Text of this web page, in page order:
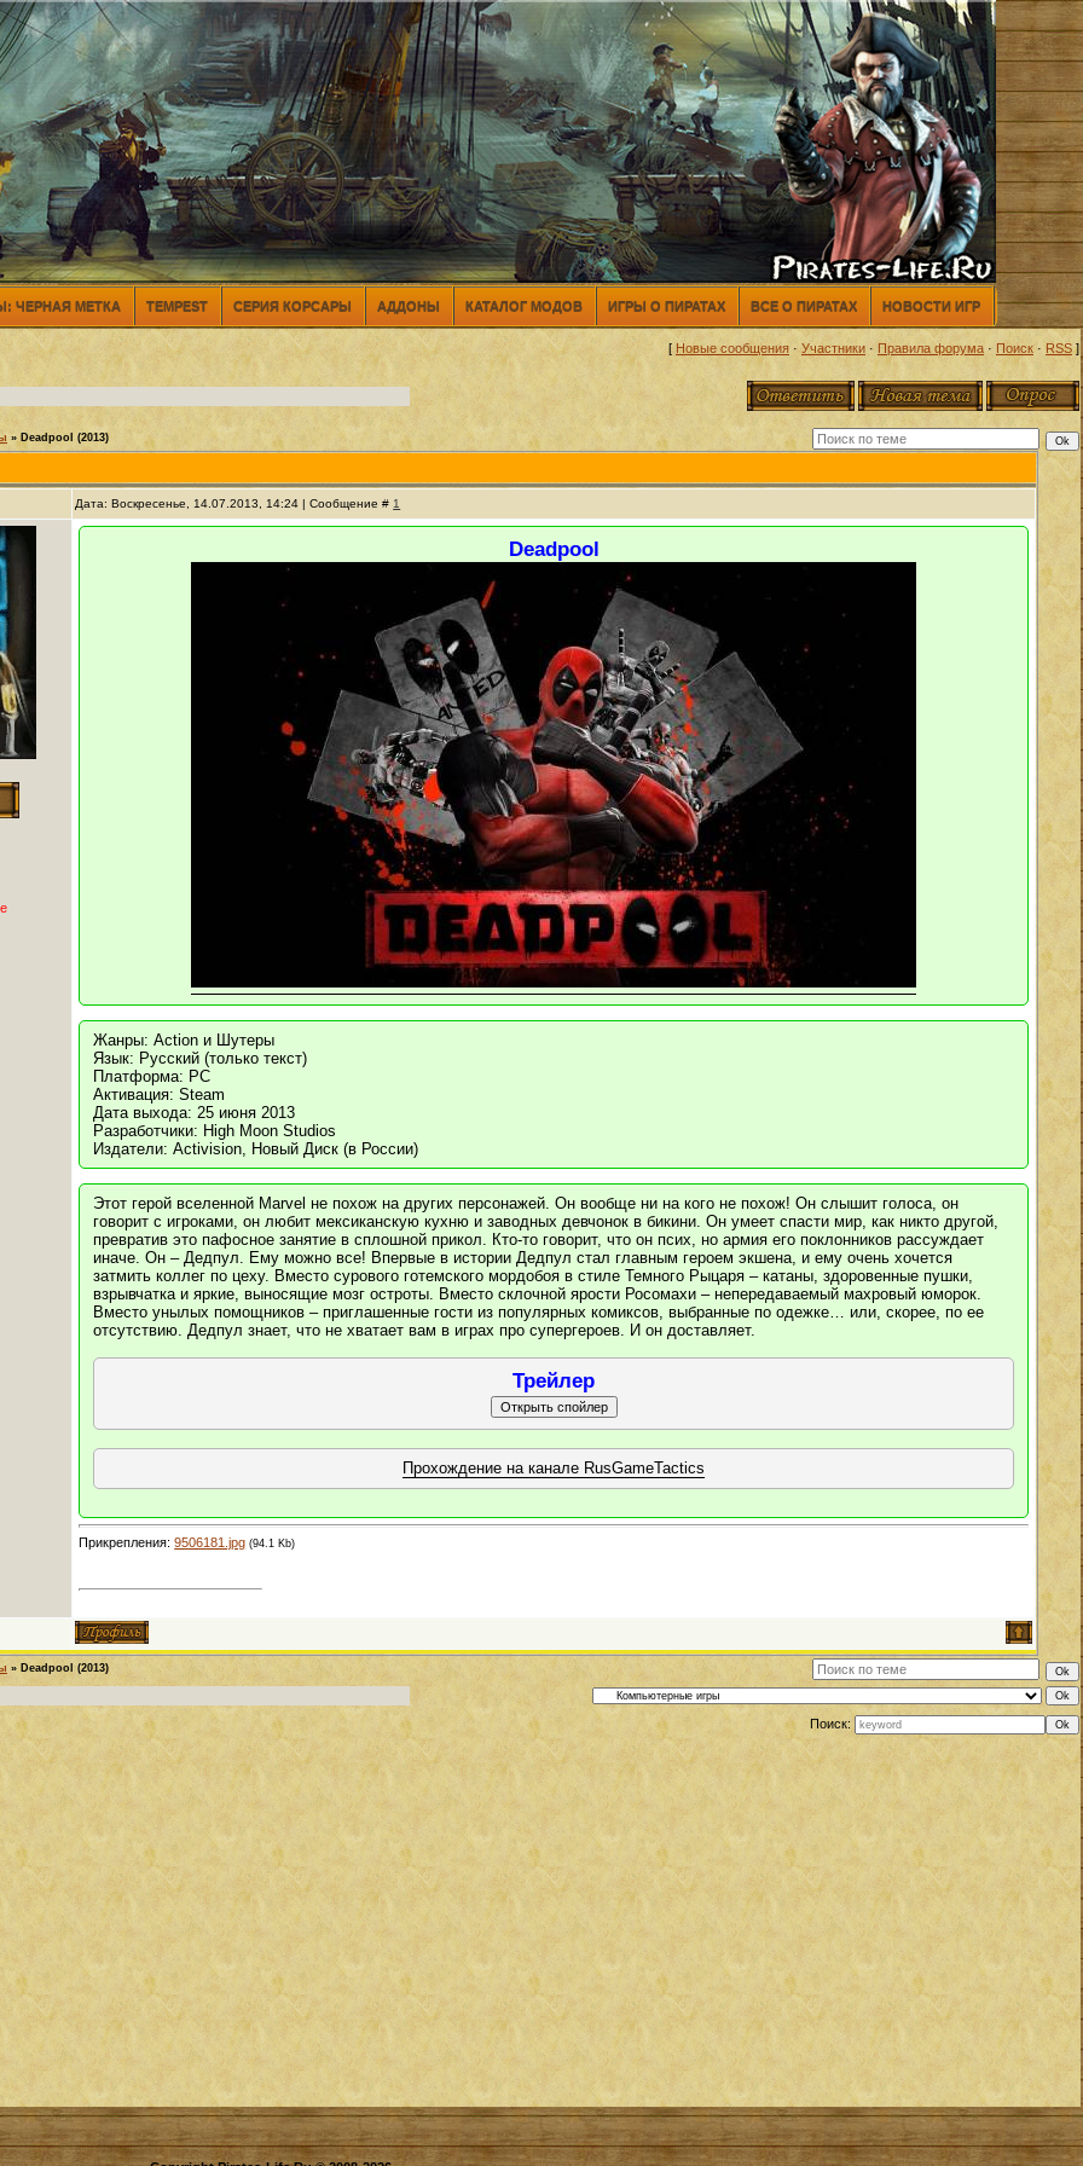
ЧЕРНАЯ МЕТКА TEMPEST СЕРИЯ КОРСАРЫ АДДОНЫ КАТАЛОГ МОДОВ ИГРЫ О ПИРАТАХ ВСЕ О ПИРАТАХ НОВОСТИ ИГР
[ Новые сообщения · Участники · Правила форума · Поиск · RSS]
» Deadpool (2013)
Дата: Воскресенье, 14.07.2013, 14:24 | Сообщение # 1
Deadpool
Жанры: Action и Шутеры
Язык: Русский (только текст)
Платформа: PC
Активация: Steam
Дата выхода: 25 июня 2013
Разработчики: High Moon Studios
Издатели: Activision, Новый Диск (в России)
Этот герой вселенной Marvel не похож на других персонажей. Он вообще ни на кого не похож! Он слышит голоса, он
говорит с игроками, он любит мексиканскую кухню и заводных девчонок в бикини. Он умеет спасти мир, как никто другой,
превратив это пафосное занятие в сплошной прикол. Кто-то говорит, что он псих, но армия его поклонников рассуждает
иначе. Он – Дедпул. Ему можно все! Впервые в истории Дедпул стал главным героем экшена, и ему очень хочется
затмить коллег по цеху. Вместо сурового готемского мордобоя в стиле Темного Рыцаря – катаны, здоровенные пушки,
взрывчатка и яркие, выносящие мозг остроты. Вместо склочной ярости Росомахи – непередаваемый махровый юморок.
Вместо унылых помощников – приглашенные гости из популярных комиксов, выбранные по одежке… или, скорее, по ее
отсутствию. Дедпул знает, что не хватает вам в играх про супергероев. И он доставляет.
Трейлер
Прохождение на канале RusGameTactics
Прикрепления:9506181.jpg (94.1 Kb)
» Deadpool (2013)
Поиск: